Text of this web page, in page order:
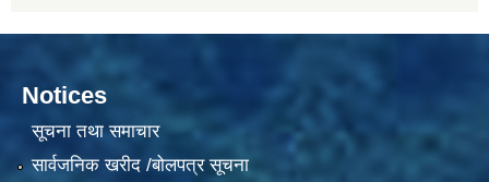
Notices
सूचना तथा समाचार
सार्वजनिक खरीद /बोलपत्र सूचना